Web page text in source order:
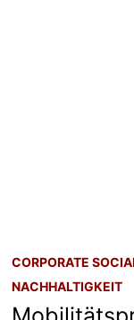
CORPORATE
NACHHALTIGKEIT